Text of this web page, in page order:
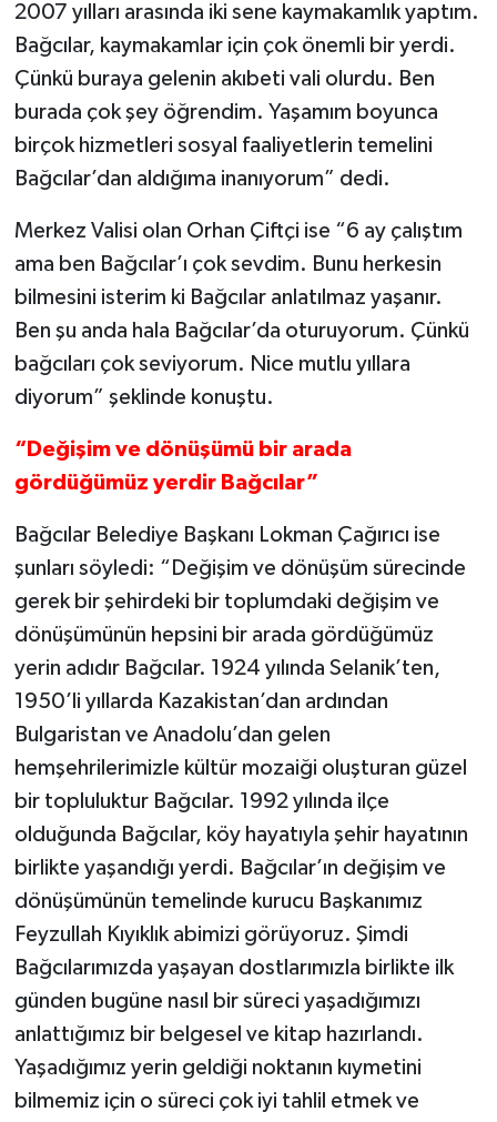
2007 yılları arasında iki sene kaymakamlık yaptım.
Bağcılar, kaymakamlar için çok önemli bir yerdi.
Çünkü buraya gelenin akıbeti vali olurdu. Ben
burada çok şey öğrendim. Yaşamım boyunca
birçok hizmetleri sosyal faaliyetlerin temelini
Bağcılar’dan aldığıma inanıyorum” dedi.
Merkez Valisi olan Orhan Çiftçi ise “6 ay çalıştım
ama ben Bağcılar’ı çok sevdim. Bunu herkesin
bilmesini isterim ki Bağcılar anlatılmaz yaşanır.
Ben şu anda hala Bağcılar’da oturuyorum. Çünkü
bağcıları çok seviyorum. Nice mutlu yıllara
diyorum” şeklinde konuştu.
“Değişim ve dönüşümü bir arada
gördüğümüz yerdir Bağcılar”
Bağcılar Belediye Başkanı Lokman Çağırıcı ise
şunları söyledi: “Değişim ve dönüşüm sürecinde
gerek bir şehirdeki bir toplumdaki değişim ve
dönüşümünün hepsini bir arada gördüğümüz
yerin adıdır Bağcılar. 1924 yılında Selanik’ten,
1950’li yıllarda Kazakistan’dan ardından
Bulgaristan ve Anadolu’dan gelen
hemşehrilerimizle kültür mozaiği oluşturan güzel
bir topluluktur Bağcılar. 1992 yılında ilçe
olduğunda Bağcılar, köy hayatıyla şehir hayatının
birlikte yaşandığı yerdi. Bağcılar’ın değişim ve
dönüşümünün temelinde kurucu Başkanımız
Feyzullah Kıyıklık abimizi görüyoruz. Şimdi
Bağcılarımızda yaşayan dostlarımızla birlikte ilk
günden bugüne nasıl bir süreci yaşadığımızı
anlattığımız bir belgesel ve kitap hazırlandı.
Yaşadığımız yerin geldiği noktanın kıymetini
bilmemiz için o süreci çok iyi tahlil etmek ve